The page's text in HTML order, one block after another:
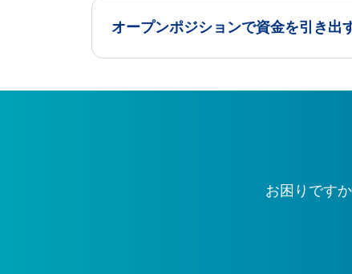
オープンポジションで資金を引き出
お困りです